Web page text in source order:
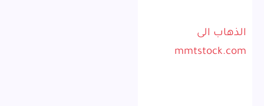
الذهاب الى
mmtstock.com